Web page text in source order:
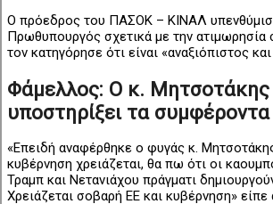
Ο πρόεδρος του ΠΑΣΟΚ – ΚΙΝΑΛ
Πρωθυπουργός σχετικά με την ατιμωρησία
τον κατηγόρησε ότι είναι «αναξιόπιστος
Φάμελλος: Ο κ. Μητσοτάκης
υποστηρίξει τα
«Επειδή αναφέρθηκε ο φυγάς κ.
κυβέρνηση χρειάζεται, θα πω ότι οι
Τραμπ και Νετανιάχου πράγματι
Χρειάζεται σοβαρή ΕΕ και κυβέρνηση»